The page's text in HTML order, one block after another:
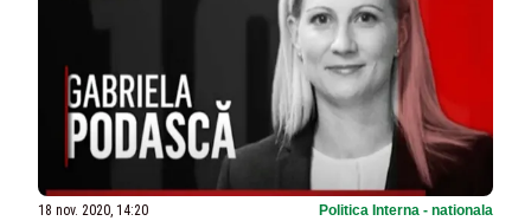
18 nov. 2020, 14:20 Politica Interna - nationala